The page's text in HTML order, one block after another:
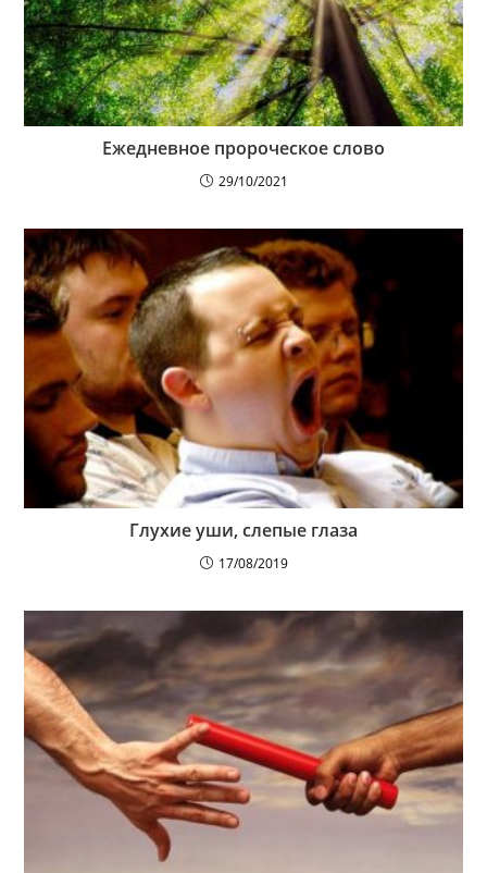
Ежедневное пророческое слово
29/10/2021
Глухие уши, слепые глаза
17/08/2019